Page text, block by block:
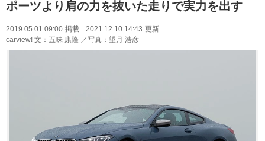
ポーツより肩の力を抜いた走りで実力を出す
2019.05.01 09:00 掲載 2021.12.10 14:43 更新
carview! 文：五味 康隆 ／写真：望月 浩彦